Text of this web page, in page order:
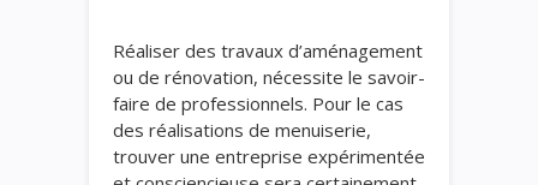
Réaliser des travaux d’aménagement
ou de rénovation, nécessite le savoir-
faire de professionnels. Pour le cas
des réalisations de menuiserie,
trouver une entreprise expérimentée